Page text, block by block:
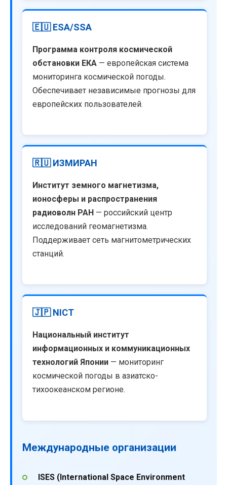
🇪🇺 ESA/SSA
Программа контроля космической
обстановки ЕКА — европейская система
мониторинга космической погоды.
Обеспечивает независимые прогнозы для
европейских пользователей.
🇷🇺 ИЗМИРАН
Институт земного магнетизма,
ионосферы и распространения
радиоволн РАН — российский центр
исследований геомагнетизма.
Поддерживает сеть магнитометрических
станций.
🇯🇵 NICT
Национальный институт
информационных и коммуникационных
технологий Японии — мониторинг
космической погоды в азиатско-
тихоокеанском регионе.
Международные организации
ISES (International Space Environment